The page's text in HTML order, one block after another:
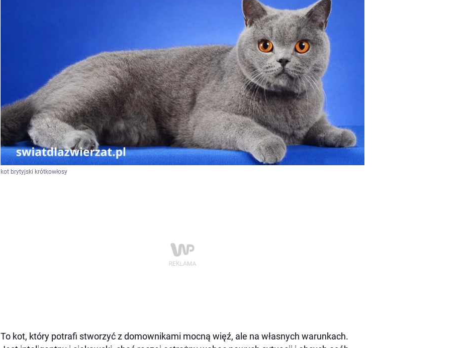
kot brytyjski krótkowłosy
To kot, który potrafi stworzyć z domownikami mocną więź, ale na własnych warunkach.